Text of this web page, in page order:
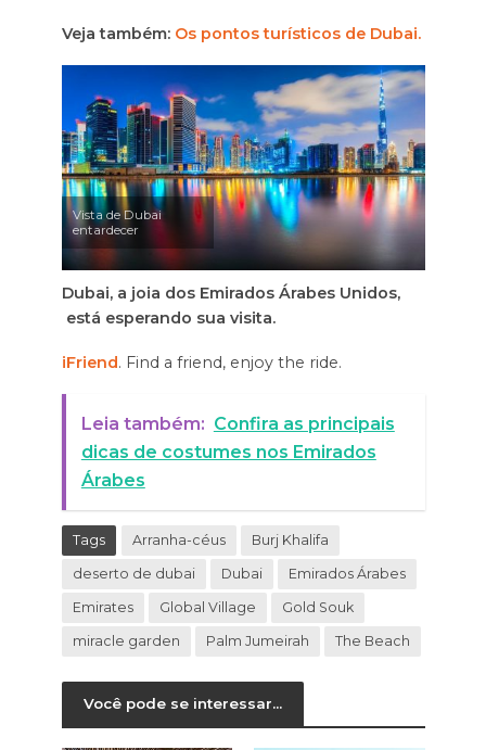
Veja também: Os pontos turísticos de Dubai.
Vista de Dubai
entardecer
Dubai, a joia dos Emirados Árabes Unidos,
está esperando sua visita.
iFriend. Find a friend, enjoy the ride.
Leia também: Confira as principais
dicas de costumes nos Emirados
Árabes
Tags Arranha-céus Burj Khalifa
deserto de dubai Dubai Emirados Árabes
Emirates Global Village Gold Souk
miracle garden Palm Jumeirah The Beach
Você pode se interessar...